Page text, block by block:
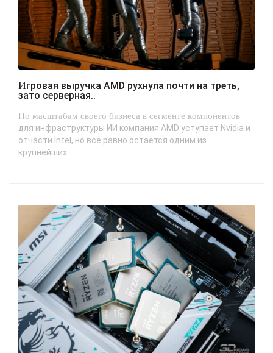
Игровая выручка AMD рухнула почти на треть,
зато серверная..
По масштабам своего бизнеса в сегменте компонентов
для инфраструктуры ИИ компания AMD уступает Nvidia и
отчасти Intel, но всё равно остаётся одним из
крупнейших...